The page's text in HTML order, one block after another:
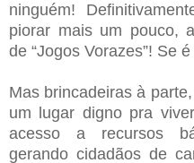
ninguém!
piorar mais um pouco,
de “Jogos Vorazes”! Se
Mas brincadeiras à
um lugar digno pra
acesso a recursos
gerando cidadãos de